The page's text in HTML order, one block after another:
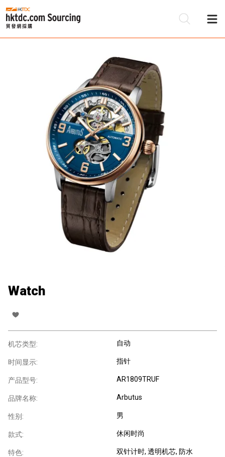
Watch
机芯类型: 自动
时间显示: 指针
产品型号: AR1809TRUF
品牌名称: Arbutus
性别: 男
款式: 休闲时尚
特色: 双针计时, 透明机芯, 防水